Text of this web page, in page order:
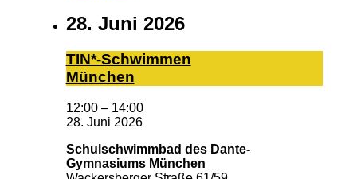
28. Juni 2026
TIN*-Schwimmen
München
12:00 – 14:00
28. Juni 2026
Schulschwimmbad des Dante-
Gymnasiums München